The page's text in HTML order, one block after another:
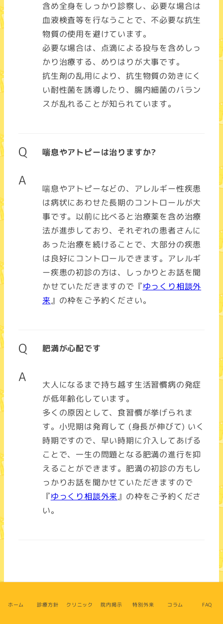
含め全身をしっかり診察し、必要な場合は
血液検査等を行なうことで、不必要な抗生
物質の使用を避けています。
必要な場合は、点滴による投与を含めしっ
かり治療する、めりはりが大事です。
抗生剤の乱用により、抗生物質の効きにく
い耐性菌を誘導したり、腸内細菌のバラン
スが乱れることが知られています。
Q 喘息やアトピーは治りますか?
A
喘息やアトピーなどの、アレルギー性疾患
は病状にあわせた長期のコントロールが大
事です。以前に比べると治療薬を含め治療
法が進歩しており、それぞれの患者さんに
あった治療を続けることで、大部分の疾患
は良好にコントロールできます。アレルギ
ー疾患の初診の方は、しっかりとお話を聞
かせていただきますので『ゆっくり相談外
来』の枠をご予約ください。
Q 肥満が心配です
A
大人になるまで持ち越す生活習慣病の発症
が低年齢化しています。
多くの原因として、食習慣が挙げられま
す。小児期は発育して (身長が伸びて) いく
時期ですので、早い時期に介入してあげる
ことで、一生の問題となる肥満の進行を抑
えることができます。肥満の初診の方もし
っかりお話を聞かせていただきますので
『ゆっくり相談外来』の枠をご予約くださ
い。
ホーム 診療方針 クリニック 院内掲示 特別外来 コラム FAQ